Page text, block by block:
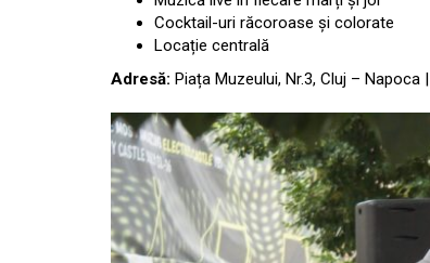
Cocktail-uri răcoroase și colorate
Locație centrală
Adresă: Piața Muzeului, Nr.3, Cluj – Napoca |